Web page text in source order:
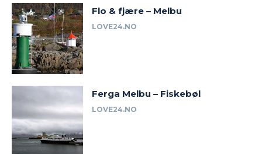
Flo & fjære – Melbu
LOVE24.NO
Ferga Melbu – Fiskebøl
LOVE24.NO